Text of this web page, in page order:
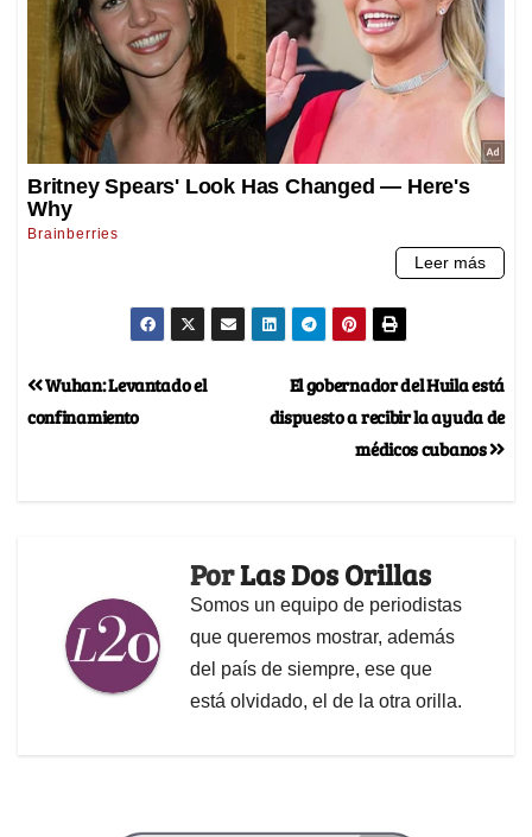
El gobernador del Huila está
dispuesto a recibir la ayuda de
médicos cubanos
Wuhan: Levantado el
confinamiento
PorLas Dos Orillas
Somos un equipo de periodistas
que queremos mostrar, además
del país de siempre, ese que
está olvidado, el de la otra orilla.